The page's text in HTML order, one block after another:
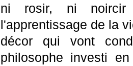
ni rosir, ni noircir
l'apprentissage de la
décor qui vont
philosophe investi